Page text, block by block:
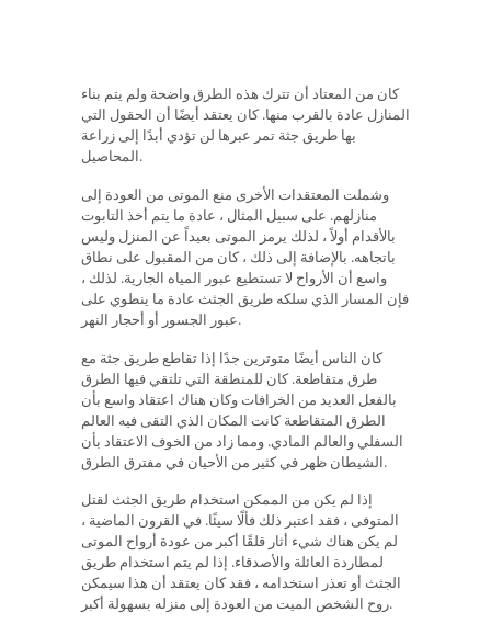
كان من المعتاد أن تترك هذه الطرق واضحة ولم يتم بناء
المنازل عادة بالقرب منها. كان يعتقد أيضًا أن الحقول التي
بها طريق جثة تمر عبرها لن تؤدي أبدًا إلى زراعة
المحاصيل.
وشملت المعتقدات الأخرى منع الموتى من العودة إلى
منازلهم. على سبيل المثال ، عادة ما يتم أخذ التابوت
بالأقدام أولاً ، لذلك يرمز الموتى بعيداً عن المنزل وليس
باتجاهه. بالإضافة إلى ذلك ، كان من المقبول على نطاق
واسع أن الأرواح لا تستطيع عبور المياه الجارية. لذلك ،
فإن المسار الذي سلكه طريق الجثث عادة ما ينطوي على
عبور الجسور أو أحجار النهر.
كان الناس أيضًا متوترين جدًا إذا تقاطع طريق جثة مع
طرق متقاطعة. كان للمنطقة التي تلتقي فيها الطرق
بالفعل العديد من الخرافات وكان هناك اعتقاد واسع بأن
الطرق المتقاطعة كانت المكان الذي التقى فيه العالم
السفلي والعالم المادي. ومما زاد من الخوف الاعتقاد بأن
الشيطان ظهر في كثير من الأحيان في مفترق الطرق.
إذا لم يكن من الممكن استخدام طريق الجثث لقتل
المتوفى ، فقد اعتبر ذلك فألًا سيئًا. في القرون الماضية ،
لم يكن هناك شيء أثار قلقًا أكبر من عودة أرواح الموتى
لمطاردة العائلة والأصدقاء. إذا لم يتم استخدام طريق
الجثث أو تعذر استخدامه ، فقد كان يعتقد أن هذا سيمكن
روح الشخص الميت من العودة إلى منزله بسهولة أكبر.